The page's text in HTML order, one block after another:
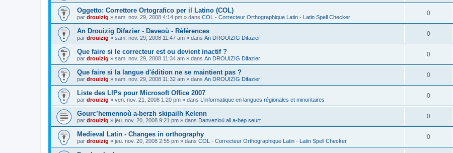
Oggetto: Correttore Ortografico per il Latino (COL)
par drouizig » sam. nov. 29, 2008 4:14 pm » dans COL - Correcteur Orthographique Latin - Latin Spell Checker
0
An Drouizig Difazier - Daveoù - Références
par drouizig » sam. nov. 29, 2008 11:47 am » dans An DROUIZIG Difazier
0
Que faire si le correcteur est ou devient inactif ?
par drouizig » sam. nov. 29, 2008 11:34 am » dans An DROUIZIG Difazier
0
Que faire si la langue d'édition ne se maintient pas ?
par drouizig » sam. nov. 29, 2008 11:32 am » dans An DROUIZIG Difazier
0
Liste des LIPs pour Microsoft Office 2007
par drouizig » ven. nov. 21, 2008 1:20 pm » dans L'informatique en langues régionales et minoritaires
0
Gourc’hemennoù a-berzh skipailh Kelenn
par drouizig » jeu. nov. 20, 2008 9:21 pm » dans Danvezioù all a-bep seurt
0
Medieval Latin - Changes in orthography
par drouizig » jeu. nov. 20, 2008 2:55 pm » dans COL - Correcteur Orthographique Latin - Latin Spell Checker
0